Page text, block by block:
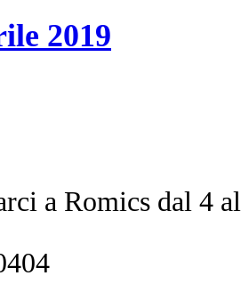
2019
a Romics dal 4